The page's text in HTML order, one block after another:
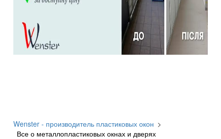
Wenster - производитель пластиковых окон >
Все о металлопластиковых окнах и дверях